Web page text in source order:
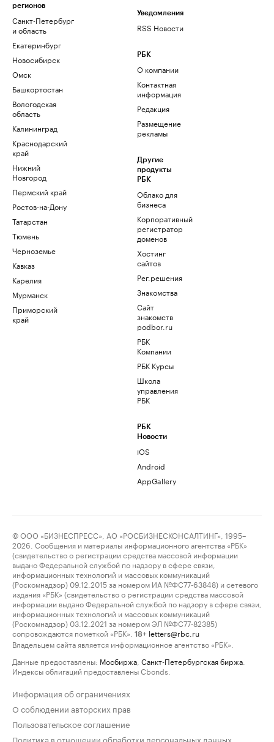
регионов
Санкт-Петербург
и область
Екатеринбург
Новосибирск
Омск
Башкортостан
Вологодская
область
Калининград
Краснодарский
край
Нижний
Новгород
Пермский край
Ростов-на-Дону
Татарстан
Тюмень
Черноземье
Кавказ
Карелия
Мурманск
Приморский
край
Уведомления
RSS Новости
РБК
О компании
Контактная
информация
Редакция
Размещение
рекламы
Другие
продукты
РБК
Облако для
бизнеса
Корпоративный
регистратор
доменов
Хостинг
сайтов
Рег.решения
Знакомства
Сайт
знакомств
podbor.ru
РБК
Компании
РБК Курсы
Школа
управления
РБК
РБК
Новости
iOS
Android
AppGallery
© ООО «БИЗНЕСПРЕСС», АО «РОСБИЗНЕСКОНСАЛТИНГ», 1995–
2026. Сообщения и материалы информационного агентства «РБК»
(свидетельство о регистрации средства массовой информации
выдано Федеральной службой по надзору в сфере связи,
информационных технологий и массовых коммуникаций
(Роскомнадзор) 09.12.2015 за номером ИА №ФС77-63848) и сетевого
издания «РБК» (свидетельство о регистрации средства массовой
информации выдано Федеральной службой по надзору в сфере связи,
информационных технологий и массовых коммуникаций
(Роскомнадзор) 03.12.2021 за номером ЭЛ №ФС77-82385)
сопровождаются пометкой «РБК».
18+ letters@rbc.ru
Владельцем сайта является информационное агентство «РБК».
Данные предоставлены: Мосбиржа Санкт-Петербургская биржа
Индексы облигаций предоставлены Cbonds.
Информация об ограничениях
О соблюдении авторских прав
Пользовательское соглашение
Политика в отношении обработки персональных данных